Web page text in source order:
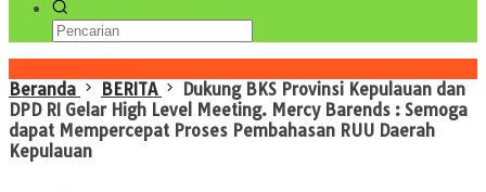
Beranda
BERITA
Dukung BKS Provinsi Kepulauan dan
DPD RI Gelar High Level Meeting. Mercy Barends : Semoga
dapat Mempercepat Proses Pembahasan RUU Daerah
Kepulauan